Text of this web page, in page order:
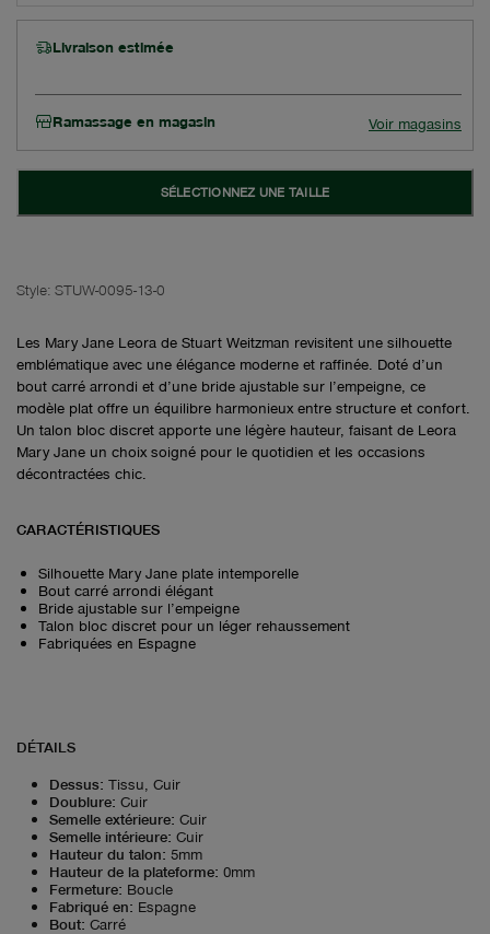
Livraison estimée
Ramassage en magasin Voir magasins
SÉLECTIONNEZ UNE TAILLE
Style: STUW-0095-13-0
Les Mary Jane Leora de Stuart Weitzman revisitent une silhouette
emblématique avec une élégance moderne et raffinée. Doté d’un
bout carré arrondi et d’une bride ajustable sur l’empeigne, ce
modèle plat offre un équilibre harmonieux entre structure et confort.
Un talon bloc discret apporte une légère hauteur, faisant de Leora
Mary Jane un choix soigné pour le quotidien et les occasions
décontractées chic.
CARACTÉRISTIQUES
Silhouette Mary Jane plate intemporelle
Bout carré arrondi élégant
Bride ajustable sur l’empeigne
Talon bloc discret pour un léger rehaussement
Fabriquées en Espagne
DÉTAILS
Dessus: Tissu, Cuir
Doublure: Cuir
Semelle extérieure: Cuir
Semelle intérieure: Cuir
Hauteur du talon: 5mm
Hauteur de la plateforme: 0mm
Fermeture: Boucle
Fabriqué en: Espagne
Bout: Carré